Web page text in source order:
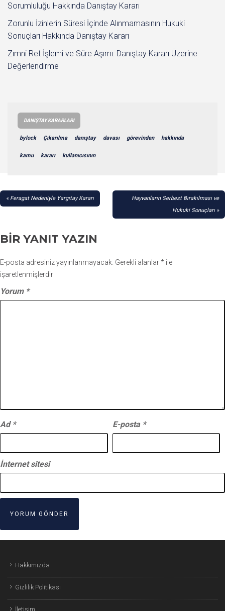
Sorumluluğu Hakkında Danıştay Kararı
Zorunlu İzinlerin Süresi İçinde Alınmamasının Hukuki
Sonuçları Hakkında Danıştay Kararı
Zımni Ret İşlemi ve Süre Aşımı: Danıştay Kararı Üzerine
Değerlendirme
DANIŞTAY KARARLARI
bylock Çıkarılma danıştay davası görevinden hakkında
kamu kararı kullanıcısının
YAZI
Feragat Nedeniyle Yargıtay Kararı
Hayvanların Serbest Bırakılması ve
Hukuki Sonuçları
BIR YANIT YAZIN
E-posta adresiniz yayınlanmayacak. Gerekli alanlar* ile
işaretlenmişlerdir
Yorum *
Ad * E-posta *
İnternet sitesi
Hakkımızda
Gizlilik Politikası
İletişim